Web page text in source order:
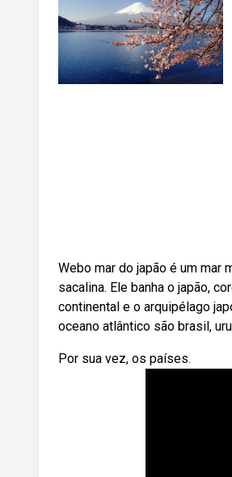
Webo mar do japão é um mar
sacalina. Ele banha o japão,
continental e o arquipélago
oceano atlântico são brasil,
Por sua vez, os países.